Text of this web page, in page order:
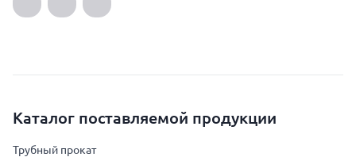
Каталог поставляемой продукции
Трубный прокат